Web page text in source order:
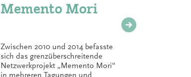
Memento Mori
Zwischen 2010 und 2014 befasste
sich das grenzüberschreitende
Netzwerkprojekt „Memento Mori“
in mehreren Tagungen und